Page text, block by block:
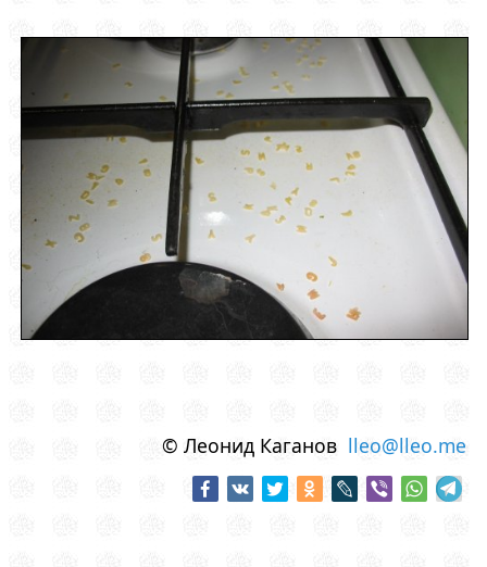
© Леонид Каганов lleo@lleo.me